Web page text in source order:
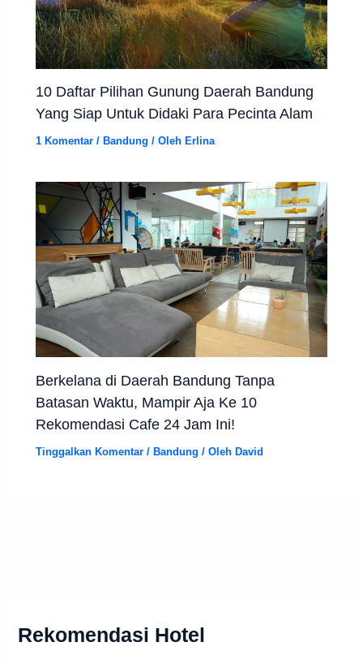
10 Daftar Pilihan Gunung Daerah Bandung
Yang Siap Untuk Didaki Para Pecinta Alam
1 Komentar / Bandung / Oleh Erlina
Berkelana di Daerah Bandung Tanpa
Batasan Waktu, Mampir Aja Ke 10
Rekomendasi Cafe 24 Jam Ini!
Tinggalkan Komentar / Bandung / Oleh David
Rekomendasi Hotel